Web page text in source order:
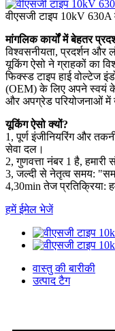
वीएसजी टाइप 10kV 630A
मांगलिक कार्यों में बेहतर
विश्वसनीयता, प्रदर्शन और
यूकिंग ऐसो ने ग्राहकों का
फिक्स्ड टाइप हाई वोल्टेज
(OEM) के लिए अपने स्वयं के
और अपग्रेड परियोजनाओं में
यूकिंग ऐसो क्यों?
1, पूर्ण इंजीनियरिंग और
सेवा दल।
2, गुणवत्ता नंबर 1 है, हमारी
3, जल्दी से नेतृत्व समय:
4,30min तेज प्रतिक्रिया:
हमें ईमेल भेजें
वास्तु की बारीकी
उत्पाद टैग